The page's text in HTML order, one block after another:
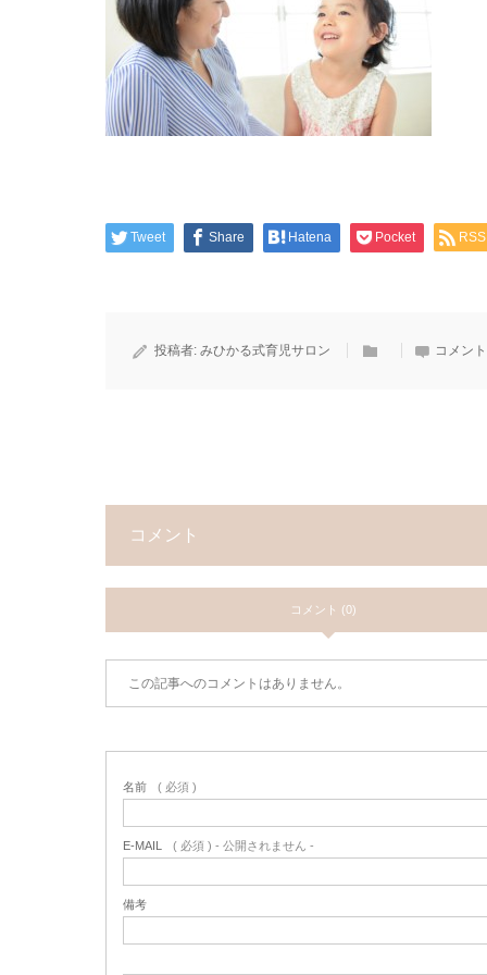
Tweet Share Hatena Pocket RSS
投稿者: みひかる式育児サロン コメン
コメント
コメント (0)
この記事へのコメントはありません。
名前 ( 必須 )
E-MAIL ( 必須 ) - 公開されません -
備考